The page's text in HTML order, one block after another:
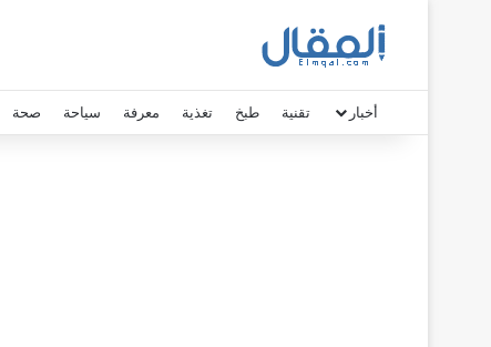
أخبار تقنية طبخ تغذية معرفة سياحة صحة